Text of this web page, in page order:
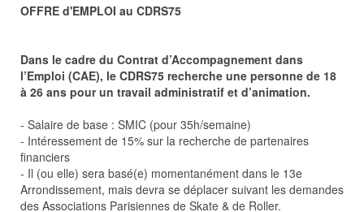
OFFRE d'EMPLOI au CDRS75
Dans le cadre du Contrat d’Accompagnement dans
l’Emploi (CAE), le CDRS75 recherche une personne de 18
à 26 ans pour un travail administratif et d’animation.
- Salaire de base : SMIC (pour 35h/semaine)
- Intéressement de 15% sur la recherche de partenaires
financiers
- Il (ou elle) sera basé(e) momentanément dans le 13e
Arrondissement, mais devra se déplacer suivant les demandes
des Associations Parisiennes de Skate & de Roller.